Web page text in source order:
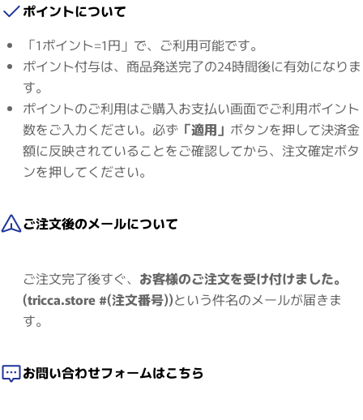
ポイントについて
「1ポイント=1円」で、ご利用可能です。
ポイント付与は、商品発送完了の24時間後に有効になりま
す。
ポイントのご利用はご購入お支払い画面でご利用ポイント
数をご入力ください。必ず 「適用」 ボタンを押して決済金
額に反映されていることをご確認してから、注文確定ボタ
ンを押してください。
ご注文後のメールについて
ご注文完了後すぐ、 お客様のご注文を受け付けました。
(tricca.store #(注文番号))という件名のメールが届きま
す。
お問い合わせフォームはこちら